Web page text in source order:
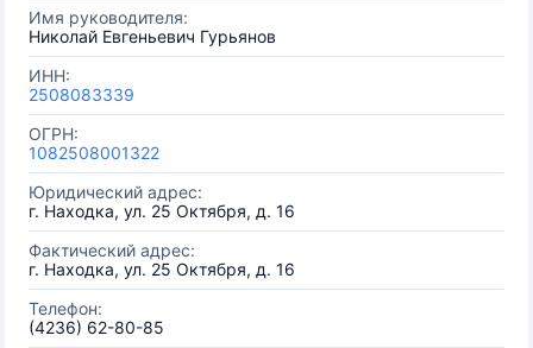
Имя руководителя:
Николай Евгеньевич Гурьянов
ИНН:
2508083339
ОГРН:
1082508001322
Юридический адрес:
г. Находка, ул. 25 Октября, д. 16
Фактический адрес:
г. Находка, ул. 25 Октября, д. 16
Телефон:
(4236) 62-80-85